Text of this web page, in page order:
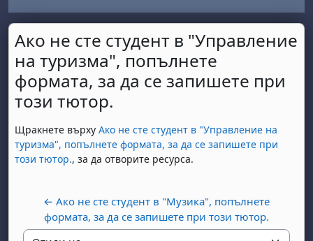
Ако не сте студент в "Управление
на туризма", попълнете
формата, за да се запишете при
този тютор.
Щракнете върху Ако не сте студент в "Управление на
туризма", попълнете формата, за да се запишете при
този тютор., за да отворите ресурса.
← Ако не сте студент в "Музика", попълнете
формата, за да се запишете при този тютор.